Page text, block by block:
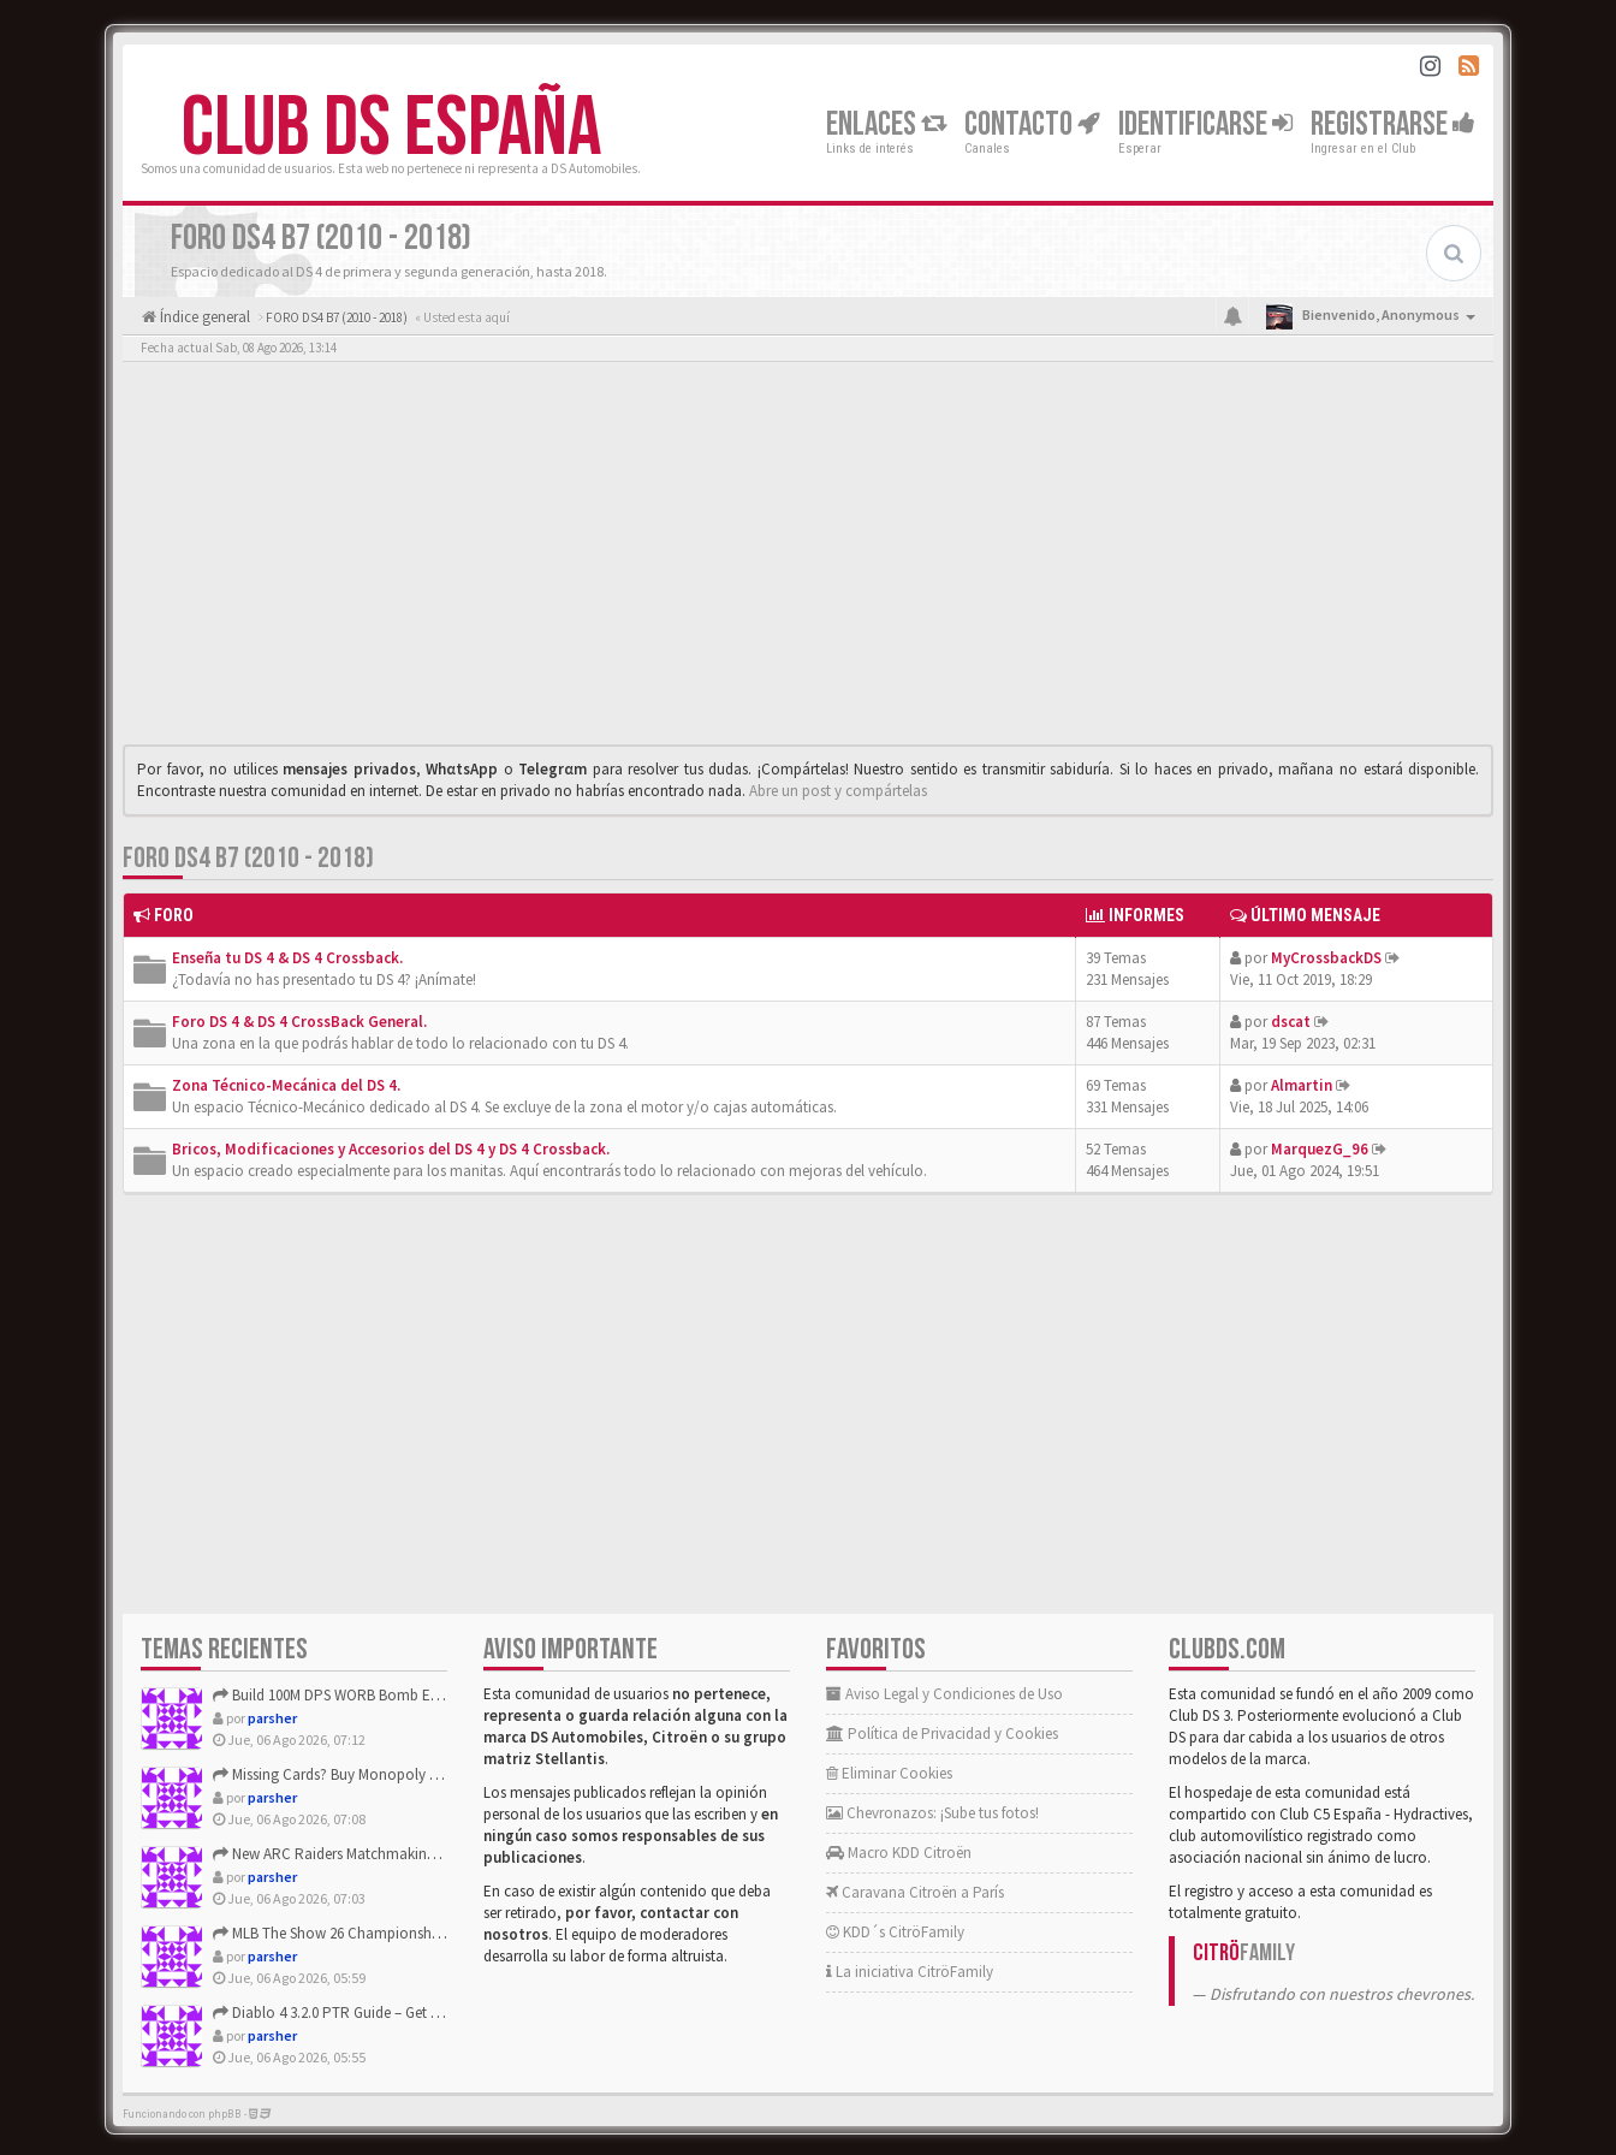
CLUB DS ESPAÑA
Somos una comunidad de usuarios. Esta web no pertenece ni representa a DS Automobiles.
ENLACES
Links de interés
CONTACTO
Canales
IDENTIFICARSE
Esperar
REGISTRARSE
Ingresar en el Club
FORO DS4 B7 (2010 - 2018)
Espacio dedicado al DS 4 de primera y segunda generación, hasta 2018.
Índice general FORO DS4 B7 (2010 - 2018) « Usted esta aquí Bienvenido,Anonymous
Fecha actual Sab, 08 Ago 2026, 13:14
Por favor, no utilices mensajes privados,WhαtsApp o Telegrαm para resolver tus dudas. ¡Compártelas! Nuestro sentido es transmitir sabiduría. Si lo haces en privado, mañana no estará disponible.
Encontraste nuestra comunidad en internet. De estar en privado no habrías encontrado nada. Abre un post y compártelas
FORO DS4 B7 (2010 - 2018)
FORO INFORMES ÚLTIMO MENSAJE
Enseña tu DS 4 & DS 4 Crossback.
¿Todavía no has presentado tu DS 4? ¡Anímate!
39 Temas
231 Mensajes
porMyCrossbackDS
Vie, 11 Oct 2019, 18:29
Foro DS 4 & DS 4 CrossBack General.
Una zona en la que podrás hablar de todo lo relacionado con tu DS 4.
87 Temas
446 Mensajes
pordscat
Mar, 19 Sep 2023, 02:31
Zona Técnico-Mecánica del DS 4.
Un espacio Técnico-Mecánico dedicado al DS 4. Se excluye de la zona el motor y/o cajas automáticas.
69 Temas
331 Mensajes
porAlmartin
Vie, 18 Jul 2025, 14:06
Bricos, Modificaciones y Accesorios del DS 4 y DS 4 Crossback.
Un espacio creado especialmente para los manitas. Aquí encontrarás todo lo relacionado con mejoras del vehículo.
52 Temas
464 Mensajes
porMarquezG_96
Jue, 01 Ago 2024, 19:51
TEMAS RECIENTES
Build 100M DPS WORB Bomb Elementalist Fast - Grab POE Curren...
porparsher
Jue, 06 Ago 2026, 07:12
Missing Cards? Buy Monopoly Go Happy Harvest with Looney Tun...
porparsher
Jue, 06 Ago 2026, 07:08
New ARC Raiders Matchmaking Update: Stop Failed - Grab Bluep...
porparsher
Jue, 06 Ago 2026, 07:03
MLB The Show 26 Championship Series Update! Get Cheap & ...
porparsher
Jue, 06 Ago 2026, 05:59
Diablo 4 3.2.0 PTR Guide – Get 8% Off Items Quickly to Test ...
porparsher
Jue, 06 Ago 2026, 05:55
AVISO IMPORTANTE
Esta comunidad de usuarios no pertenece,
representa o guarda relación alguna con la
marca DS Automobiles, Citroën o su grupo
matriz Stellantis.
Los mensajes publicados reflejan la opinión
personal de los usuarios que las escriben yen
ningún caso somos responsables de sus
publicaciones.
En caso de existir algún contenido que deba
ser retirado, por favor, contactar con
nosotros. El equipo de moderadores
desarrolla su labor de forma altruista.
FAVORITOS
Aviso Legal y Condiciones de Uso
Política de Privacidad y Cookies
Eliminar Cookies
Chevronazos: ¡Sube tus fotos!
Macro KDD Citroën
Caravana Citroën a París
KDD´s CitröFamily
La iniciativa CitröFamily
CLUBDS.COM
Esta comunidad se fundó en el año 2009 como
Club DS 3. Posteriormente evolucionó a Club
DS para dar cabida a los usuarios de otros
modelos de la marca.
El hospedaje de esta comunidad está
compartido con Club C5 España - Hydractives,
club automovilístico registrado como
asociación nacional sin ánimo de lucro.
El registro y acceso a esta comunidad es
totalmente gratuito.
CitröFamily
Disfrutando con nuestros chevrones.
Funcionando con phpBB -